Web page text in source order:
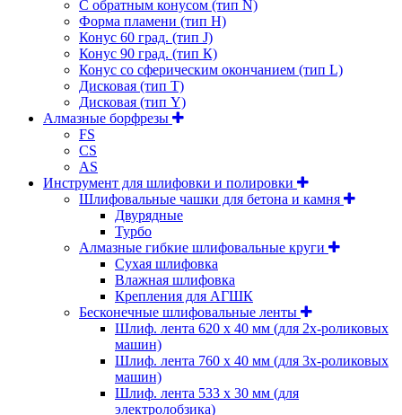
C обратным конусом (тип N)
Форма пламени (тип H)
Конус 60 град. (тип J)
Конус 90 град. (тип К)
Конус со сферическим окончанием (тип L)
Дисковая (тип Т)
Дисковая (тип Y)
Алмазные борфрезы
FS
CS
AS
Инструмент для шлифовки и полировки
Шлифовальные чашки для бетона и камня
Двурядные
Турбо
Алмазные гибкие шлифовальные круги
Cухая шлифовка
Влажная шлифовка
Крепления для АГШК
Бесконечные шлифовальные ленты
Шлиф. лента 620 х 40 мм (для 2х-роликовых
машин)
Шлиф. лента 760 х 40 мм (для 3х-роликовых
машин)
Шлиф. лента 533 х 30 мм (для
электролобзика)